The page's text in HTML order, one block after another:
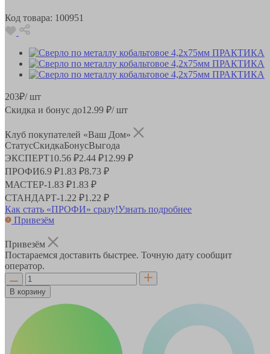
Код товара: 100951
203₽/ шт
Скидка и бонус до12.99 ₽/ шт
Клуб покупателей «Ваш Дом»
СтатусСкидкаБонусВыгода
ЭКСПЕРТ10.56 ₽2.44 ₽12.99 ₽
ПРОФИ6.9 ₽1.83 ₽8.73 ₽
МАСТЕР-1.83 ₽1.83 ₽
СТАНДАРТ-1.22 ₽1.22 ₽
Как стать «ПРОФИ» сразу!Узнать подробнее
Привезём
Привезём
Постараемся доставить быстрее. Точную дату сообщит
оператор.
В корзину